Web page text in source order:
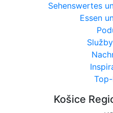
Sehenswertes
Essen
Košice